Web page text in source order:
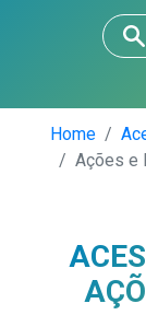
Home
Ações e